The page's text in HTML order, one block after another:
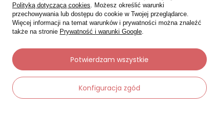
Moje zamówienia
Status zamówienia
Śledzenie przesyłki
Polityką dotyczącą cookies. Możesz określić warunki
przechowywania lub dostępu do cookie w Twojej przeglądarce.
Więcej informacji na temat warunków i prywatności można znaleźć
także na stronie Prywatność i warunki Google.
Konfiguracja zgód
Potwierdzam wszystkie